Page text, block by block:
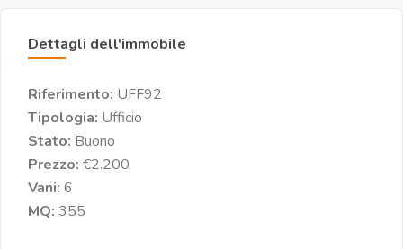
Dettagli dell'immobile
Riferimento: UFF92
Tipologia: Ufficio
Stato: Buono
Prezzo: €2.200
Vani: 6
MQ: 355